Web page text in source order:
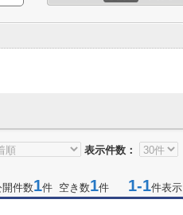
表示件数：
開件数1件 空き数1件 1-1件表示